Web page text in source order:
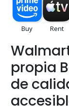
propia
de